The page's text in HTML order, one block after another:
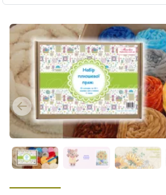
Previous